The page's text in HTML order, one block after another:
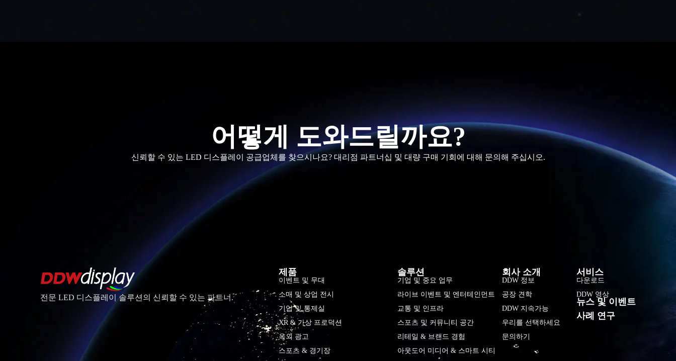
어떻게 도와드릴까요?
신뢰할 수 있는 LED 디스플레이 공급업체를 찾으시나요? 대리점 파트너십 및 대량 구매 기회에 대해 문의해 주십시오.
전문 LED 디스플레이 솔루션의 신뢰할 수 있는 파트너.
제품
이벤트 및 무대
소매 및 상업 전시
기업 및 통제실
XR & 가상 프로덕션
옥외 광고
스포츠 & 경기장
솔루션
기업 및 중요 업무
라이브 이벤트 및 엔터테인먼트
교통 및 인프라
스포츠 및 커뮤니티 공간
리테일 & 브랜드 경험
아웃도어 미디어 & 스마트 시티
회사 소개
DDW 정보
공장 견학
DDW 지속가능
우리를 선택하세요
문의하기
서비스
다운로드
DDW 영상
뉴스 및 이벤트
사례 연구
Português
Italiano
Tiếng Việt